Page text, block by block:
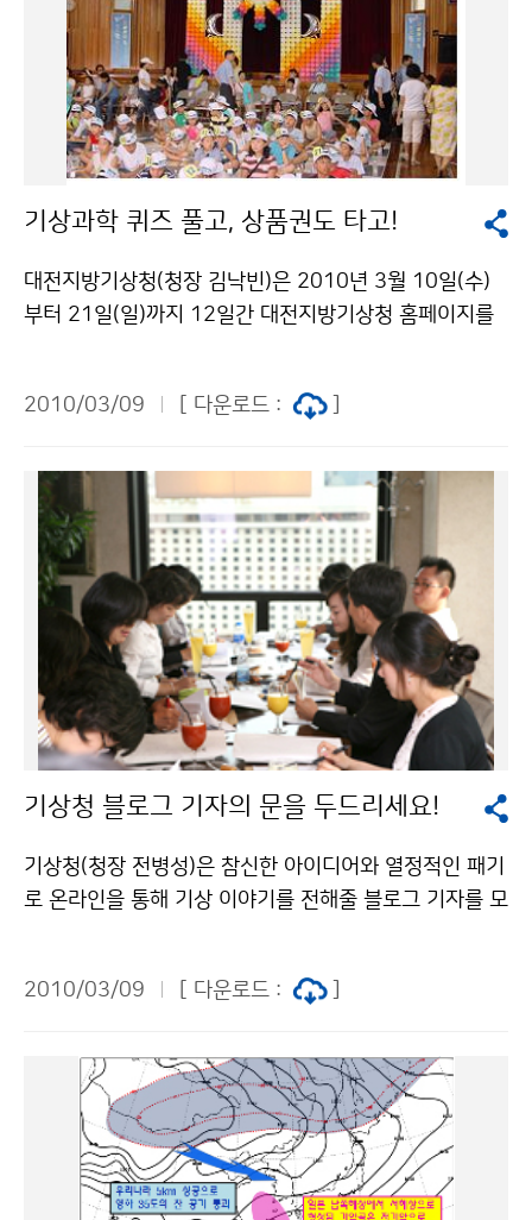
기상과학 퀴즈 풀고, 상품권도 타고!
대전지방기상청(청장 김낙빈)은 2010년 3월 10일(수)
부터 21일(일)까지 12일간 대전지방기상청 홈페이지를
상이변과 관련하여 기상과학의 중요성을 인식시키고, 기
여를 유도하는데 목적이 있다. 이번 행사는 기상에 관심
있는 전 국민을 대상으로 기상과학, 기후변화, 동네예보
등과 관련된 객관식 퀴즈 10문항으로 구성하여, 대전지방
기상청 홈페이지 팝업 및 행사란을 이용하여 운영된다. 정
답자 중 최고득점자 5인을 선정하여 2만원 상당의 문화
상품권을 주며, 최고득점자가 다수인 경우 추첨을 통해 선
정한다. 당첨자는 3월 23일(화) 대전지방기상청 홈페이
지 및 개별 통보하게 된다. 대전지방기상청은 2009년부
터 동네예보와 관련한 퀴즈 대회와 나도 동네예보관 행사
있다. 문의 : 대전지방기상청 동네예보과 변형 042-862
도 타고! 저작물은 "공공누리" 출처표시-상업적이용금지
조건에 따라 이용 할 수 있습니다.
2010/03/09 [ 다운로드 :
기상청 블로그 기자의 문을 두드리세요!
기상청(청장 전병성)은 참신한 아이디어와 열정적인 패기
로 온라인을 통해 기상 이야기를 전해줄 블로그 기자를 모
사람, 개인 블로그 카페 등 운영 경험자, 사진촬영, 동영상
있다. 모집인원은 10명이며, 블로그기자로 위촉되면 6개
월 간 현장탐방, 각종 행사참석, 인터뷰 등의 취재활동을
통해 국민의 눈높이에서 글·사진·영상물 등 온라인콘텐
츠를 제작하고, 온오프라인 회의에 참석하여 활동보고 및
홍보 아이디어 제안 등의 활동을 하게 된다. 접수기간은 2
2010/03/09 [ 다운로드 :